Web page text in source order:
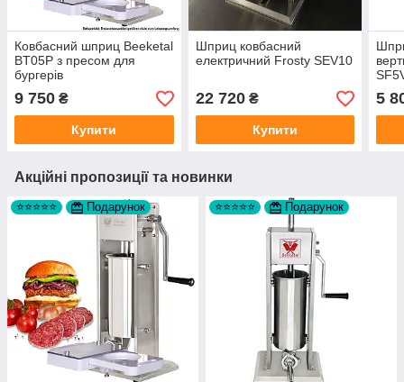
Ковбасний шприц Beeketal
BT05P з пресом для
бургерів
9 750 ₴
Купити
Шприц ковбасний
електричний Frosty SEV10
22 720₴
Купити
5
Акційні пропозиції та новинки
⭐⭐⭐⭐⭐ Подарунок ⭐⭐⭐⭐⭐ Подарунок